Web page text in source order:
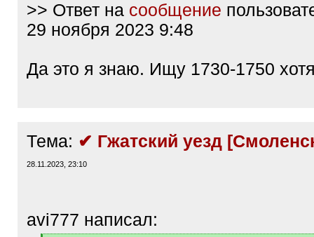
>> Ответ на сообщение
29 ноября 2023 9:48
Да это я знаю. Ищу 1730-1750
Тема: ✔ Гжатский уезд
28.11.2023, 23:10
avi777 написал: